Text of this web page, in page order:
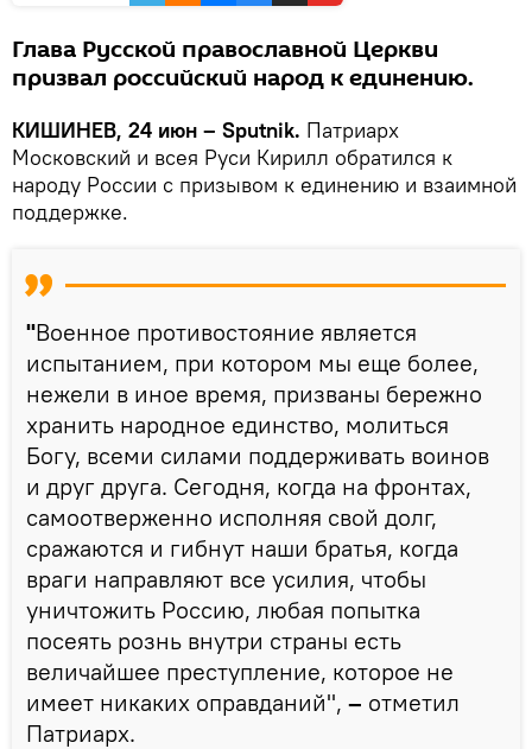
Глава Русской православной Церкви
призвал российский народ к единению.
КИШИНЕВ, 24 июн – Sputnik. Патриарх
Московский и всея Руси Кирилл обратился к
народу России с призывом к единению и взаимной
поддержке.
"Военное противостояние является
испытанием, при котором мы еще более,
нежели в иное время, призваны бережно
хранить народное единство, молиться
Богу, всеми силами поддерживать воинов
и друг друга. Сегодня, когда на фронтах,
самоотверженно исполняя свой долг,
сражаются и гибнут наши братья, когда
враги направляют все усилия, чтобы
уничтожить Россию, любая попытка
посеять рознь внутри страны есть
величайшее преступление, которое не
имеет никаких оправданий", – отметил
Патриарх.